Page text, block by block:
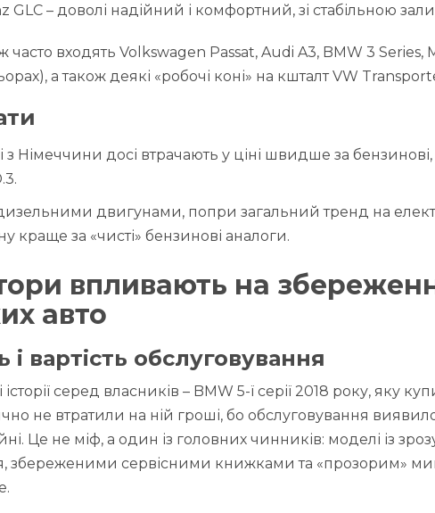
GLC – доволі надійний і комфортний, зі стабільною
часто входять Volkswagen Passat, Audi A3, BMW 3 Series,
а також деякі «робочі коні» на кшталт VW
з Німеччини досі втрачають у ціні швидше за
двигунами, попри загальний тренд на
краще за «чисті» бензинові аналоги.
впливають на
авто
і вартість обслуговування
серед власників – BMW 5-ї серії 2018 року, яку
не втратили на ній гроші, бо обслуговування
Це не міф, а один із головних чинників: моделі із
збереженими сервісними книжками та «прозорим»